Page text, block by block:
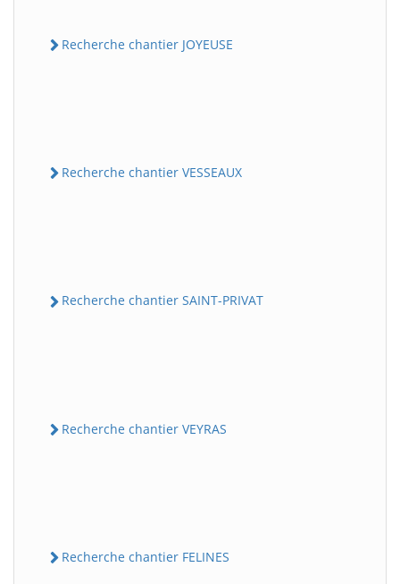
Recherche chantier JOYEUSE
Recherche chantier VESSEAUX
Recherche chantier SAINT-PRIVAT
Recherche chantier VEYRAS
Recherche chantier FELINES